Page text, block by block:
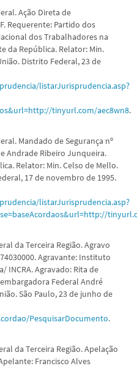
Ação Direta de
Requerente: Partido dos
dos Trabalhadores na
da República. Relator: Min.
Distrito Federal, 23 de
listarJurisprudencia.asp?
tinyurl.com/aec8wn8.
Mandado de Segurança nº
Andrade Ribeiro Junqueira.
Relator: Min. Celso de Mello.
17 de novembro de 1995.
listarJurisprudencia.asp?
da Terceira Região. Agravo
Agravante: Instituto
INCRA. Agravado: Rita de
Federal André
São Paulo, 23 de junho de
PesquisarDocumento.
da Terceira Região. Apelação
Francisco Alves